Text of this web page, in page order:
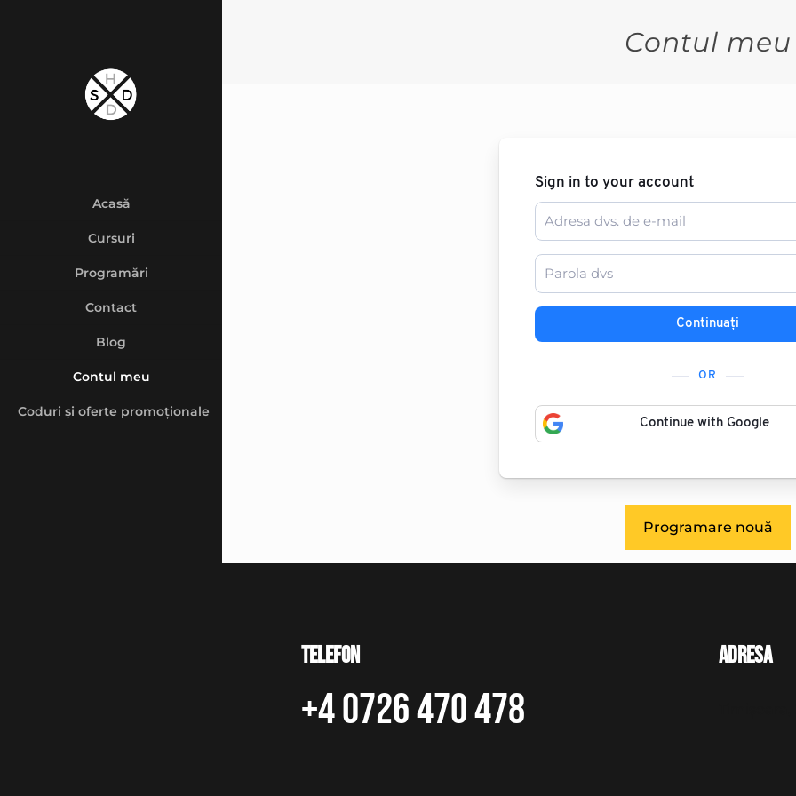
Acasă
Cursuri
Programări
Contact
Blog
Contul meu
Coduri și oferte promoționale
Contul meu
Sign in to your account
Continuați
OR
Continue with Google
Programare nouă
Telefon
+4 0726 470 478
Adresa